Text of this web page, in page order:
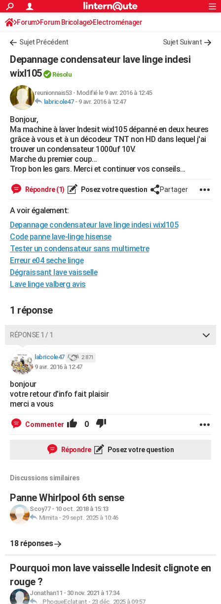
ACTUALITÉS
Politique
Société
Faits Divers
Education
Monde
Villes
+
Programme TV
Streaming
Cinéma
Sorties cinéma
Musique
FINANCE
Retraite
Impôts
Epargne
Immobilier
Risques naturels par ville
Banque
Assurance
Crédit
AUTO
Essais
Réserver un essai
Citadines
Berlines
SUV
Forum auto
HIGH-TECH
Mobiles
Meilleur smartphone
Internet
Ordinateurs
Jeux vidéo
Guide high-tech
BRICOLAGE
Forum
Aménagement intérieur
Extérieur
Cuisine
Salle de bains
Jardinage
Rangement
WEEK-END
Guides de France
Escapades
Patrimoine
Expositions
Musées
Week-end nature
LIFESTYLE
Art de vivre
Bien-être
Loisirs
Mode
Modes de vie
SANTE
Alimentation
Guide de la santé
Maladies
Médicaments
Sommeil
VOYAGE
Destinations
City break
Voyage nature
Voyage de noces
Forum
Climat
PHOTO
GUIDES D'ACHAT
BONS PLANS
Carte de Noël
Carte Bonne année
Carte Saint-Valentin
Carte Pâques
Carte d'anniversaire
DICTIONNAIRE
Dictionnaire
Biographies
Citations
Expressions
Proverbes
PROGRAMME TV
COPAINS D'AVANT
S'inscrire
Se connecter
Lycées
Collèges
Primaires
Universités
Entreprises
Service militaire
Avis de recherche
AVIS DE DÉCÈS
FORUM
S'inscrire
Connexion
Forum Forum Bricolage Electroménager
Sujet Précédent Sujet Suivant
Depannage condensateur lave linge indesi
wixl105
Résolu
reunionnais53- Modifié le 9 avr. 2016 à 12:45
labricole47- 9 avr. 2016 à 12:47
Bonjour,
Ma machine à laver Indesit wixl105 dépanné en deux heures
grâce à vous et à un décodeur TNT non HD dans lequel j'ai
trouver un condensateur 1000uf 10V.
Marche du premier coup...
Trop bon les gars. Merci et continuer vos conseils...
Répondre (1) Posez votre question Partager
A voir également:
Depannage condensateur lave linge indesi wixl105
Code panne lave-linge hisense
Tester un condensateur sans multimetre
Erreur e04 seche linge
Dégraissant lave vaisselle
Lave linge valberg avis
1 réponse
RÉPONSE 1 / 1
labricole47 2 871
9 avr. 2016 à 12:47
bonjour
votre retour d'info fait plaisir
merci a vous
Commenter 0
Répondre Posez votre question
Discussions similaires
Panne Whirlpool 6th sense
Scoy77- 10 oct. 2018 à 15:13
Mimita- 29 sept. 2025 à 10:46
18 réponses
Pourquoi mon lave vaisselle Indesit clignote en
rouge ?
Jonathan11 - 30 nov. 2021 à 17:34
_PhoqueEclatant - 23 déc. 2025 à 09:57